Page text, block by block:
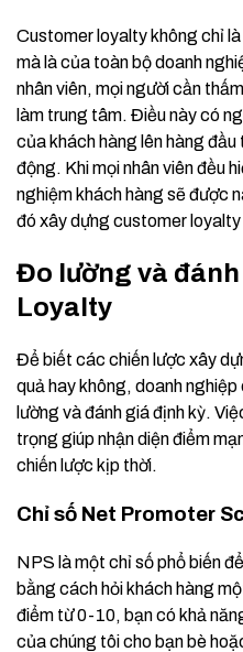
Customer loyalty không chỉ
mà là của toàn bộ doanh
nhân viên, mọi người cần
làm trung tâm. Điều này có
của khách hàng lên hàng
động. Khi mọi nhân viên đều
nghiệm khách hàng sẽ được
đó xây dựng customer loyalty
Đo lường và
Loyalty
Để biết các chiến lược xây
quả hay không, doanh
lường và đánh giá định kỳ.
trọng giúp nhận diện điểm
chiến lược kịp thời.
Chỉ số Net Promoter
NPS là một chỉ số phổ biến
bằng cách hỏi khách hàng
điểm từ 0-10, bạn có khả
của chúng tôi cho bạn bè